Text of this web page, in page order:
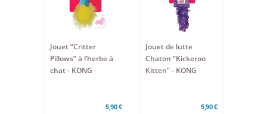
Jouet “Critter
Pillows” à l’herbe à
chat - KONG
5,90 €
Jouet de lutte
Chaton “Kickeroo
Kitten” - KONG
5,90 €